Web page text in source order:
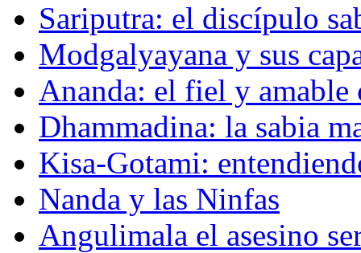
Sariputra: el discípulo
Modgalyayana y sus
Ananda: el fiel y amable
Dhammadina: la sabia
Kisa-Gotami:
Nanda y las Ninfas
Angulimala el asesino